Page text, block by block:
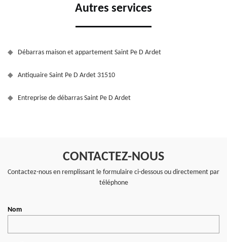
Autres services
Débarras maison et appartement Saint Pe D Ardet
Antiquaire Saint Pe D Ardet 31510
Entreprise de débarras Saint Pe D Ardet
CONTACTEZ-NOUS
Contactez-nous en remplissant le formulaire ci-dessous ou directement par
téléphone
Nom